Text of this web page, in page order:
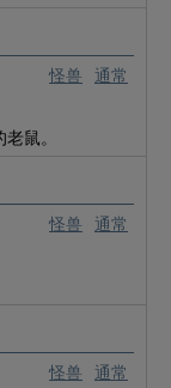
怪兽 通常
鼠。
怪兽 通常
怪兽 通常